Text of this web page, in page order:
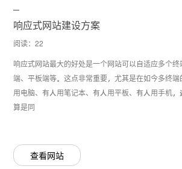
响应式网站建设方案
阅读：22
响应式网站最大的好处是一个网站可以自适应多个
端、平板端等。这点非常重要，尤其是在如今多终
用电脑、有人用笔记本、有人用平板、有人用手机
算是同
查看网站